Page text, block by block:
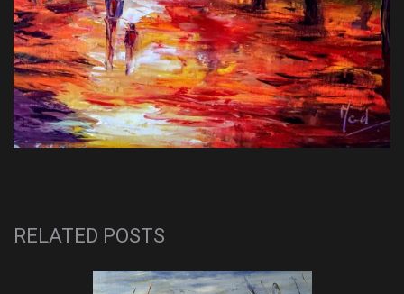
RELATED POSTS